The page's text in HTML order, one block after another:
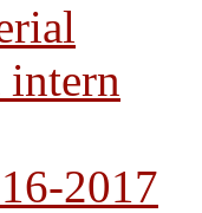
intern
2017